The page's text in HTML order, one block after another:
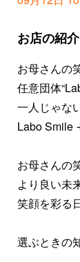
お店の紹介
お母さんの
任意団体
一人じゃな
Labo Smile
お母さんの
より良い未
笑顔を彩る
選ぶときの